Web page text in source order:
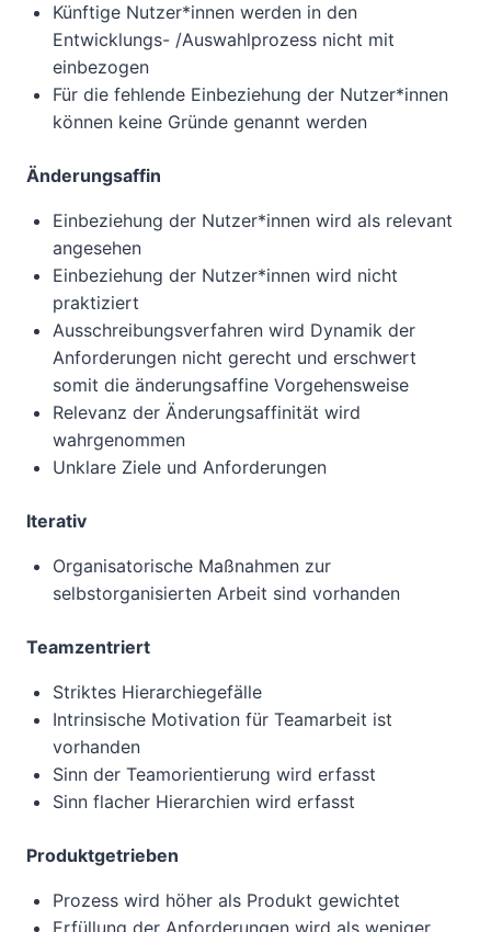
Künftige Nutzer*innen werden in den
Entwicklungs- /Auswahlprozess nicht mit
einbezogen
Für die fehlende Einbeziehung der Nutzer*innen
können keine Gründe genannt werden
Änderungsaffin
Einbeziehung der Nutzer*innen wird als relevant
angesehen
Einbeziehung der Nutzer*innen wird nicht
praktiziert
Ausschreibungsverfahren wird Dynamik der
Anforderungen nicht gerecht und erschwert
somit die änderungsaffine Vorgehensweise
Relevanz der Änderungsaffinität wird
wahrgenommen
Unklare Ziele und Anforderungen
Iterativ
Organisatorische Maßnahmen zur
selbstorganisierten Arbeit sind vorhanden
Teamzentriert
Striktes Hierarchiegefälle
Intrinsische Motivation für Teamarbeit ist
vorhanden
Sinn der Teamorientierung wird erfasst
Sinn flacher Hierarchien wird erfasst
Produktgetrieben
Prozess wird höher als Produkt gewichtet
Erfüllung der Anforderungen wird als weniger